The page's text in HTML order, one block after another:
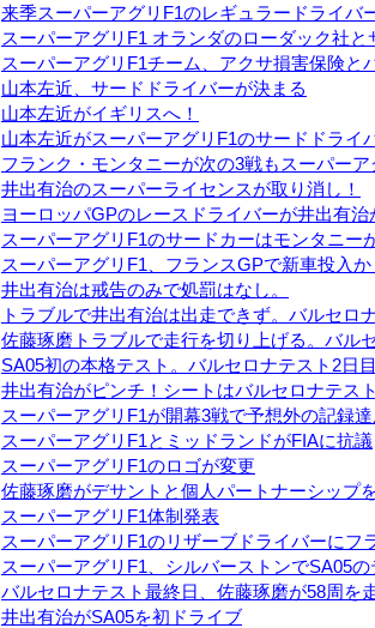
来季スーパーアグリF1のレギュラードライバ
スーパーアグリF1 オランダのローダック社
スーパーアグリF1チーム、アクサ損害保険と
山本左近、サードドライバーが決まる
山本左近がイギリスへ！
山本左近がスーパーアグリF1のサードドライ
フランク・モンタニーが次の3戦もスーパー
井出有治のスーパーライセンスが取り消し！
ヨーロッパGPのレースドライバーが井出有
スーパーアグリF1のサードカーはモンタニー
スーパーアグリF1、フランスGPで新車投入か
井出有治は戒告のみで処罰はなし。
トラブルで井出有治は出走できず。バルセロ
佐藤琢磨トラブルで走行を切り上げる。バル
SA05初の本格テスト。バルセロナテスト2日
井出有治がピンチ！シートはバルセロナテス
スーパーアグリF1が開幕3戦で予想外の記録
スーパーアグリF1とミッドランドがFIAに抗議
スーパーアグリF1のロゴが変更
佐藤琢磨がデサントと個人パートナーシップ
スーパーアグリF1体制発表
スーパーアグリF1のリザーブドライバーにフ
スーパーアグリF1、シルバーストンでSA05の
バルセロナテスト最終日、佐藤琢磨が58周を
井出有治がSA05を初ドライブ